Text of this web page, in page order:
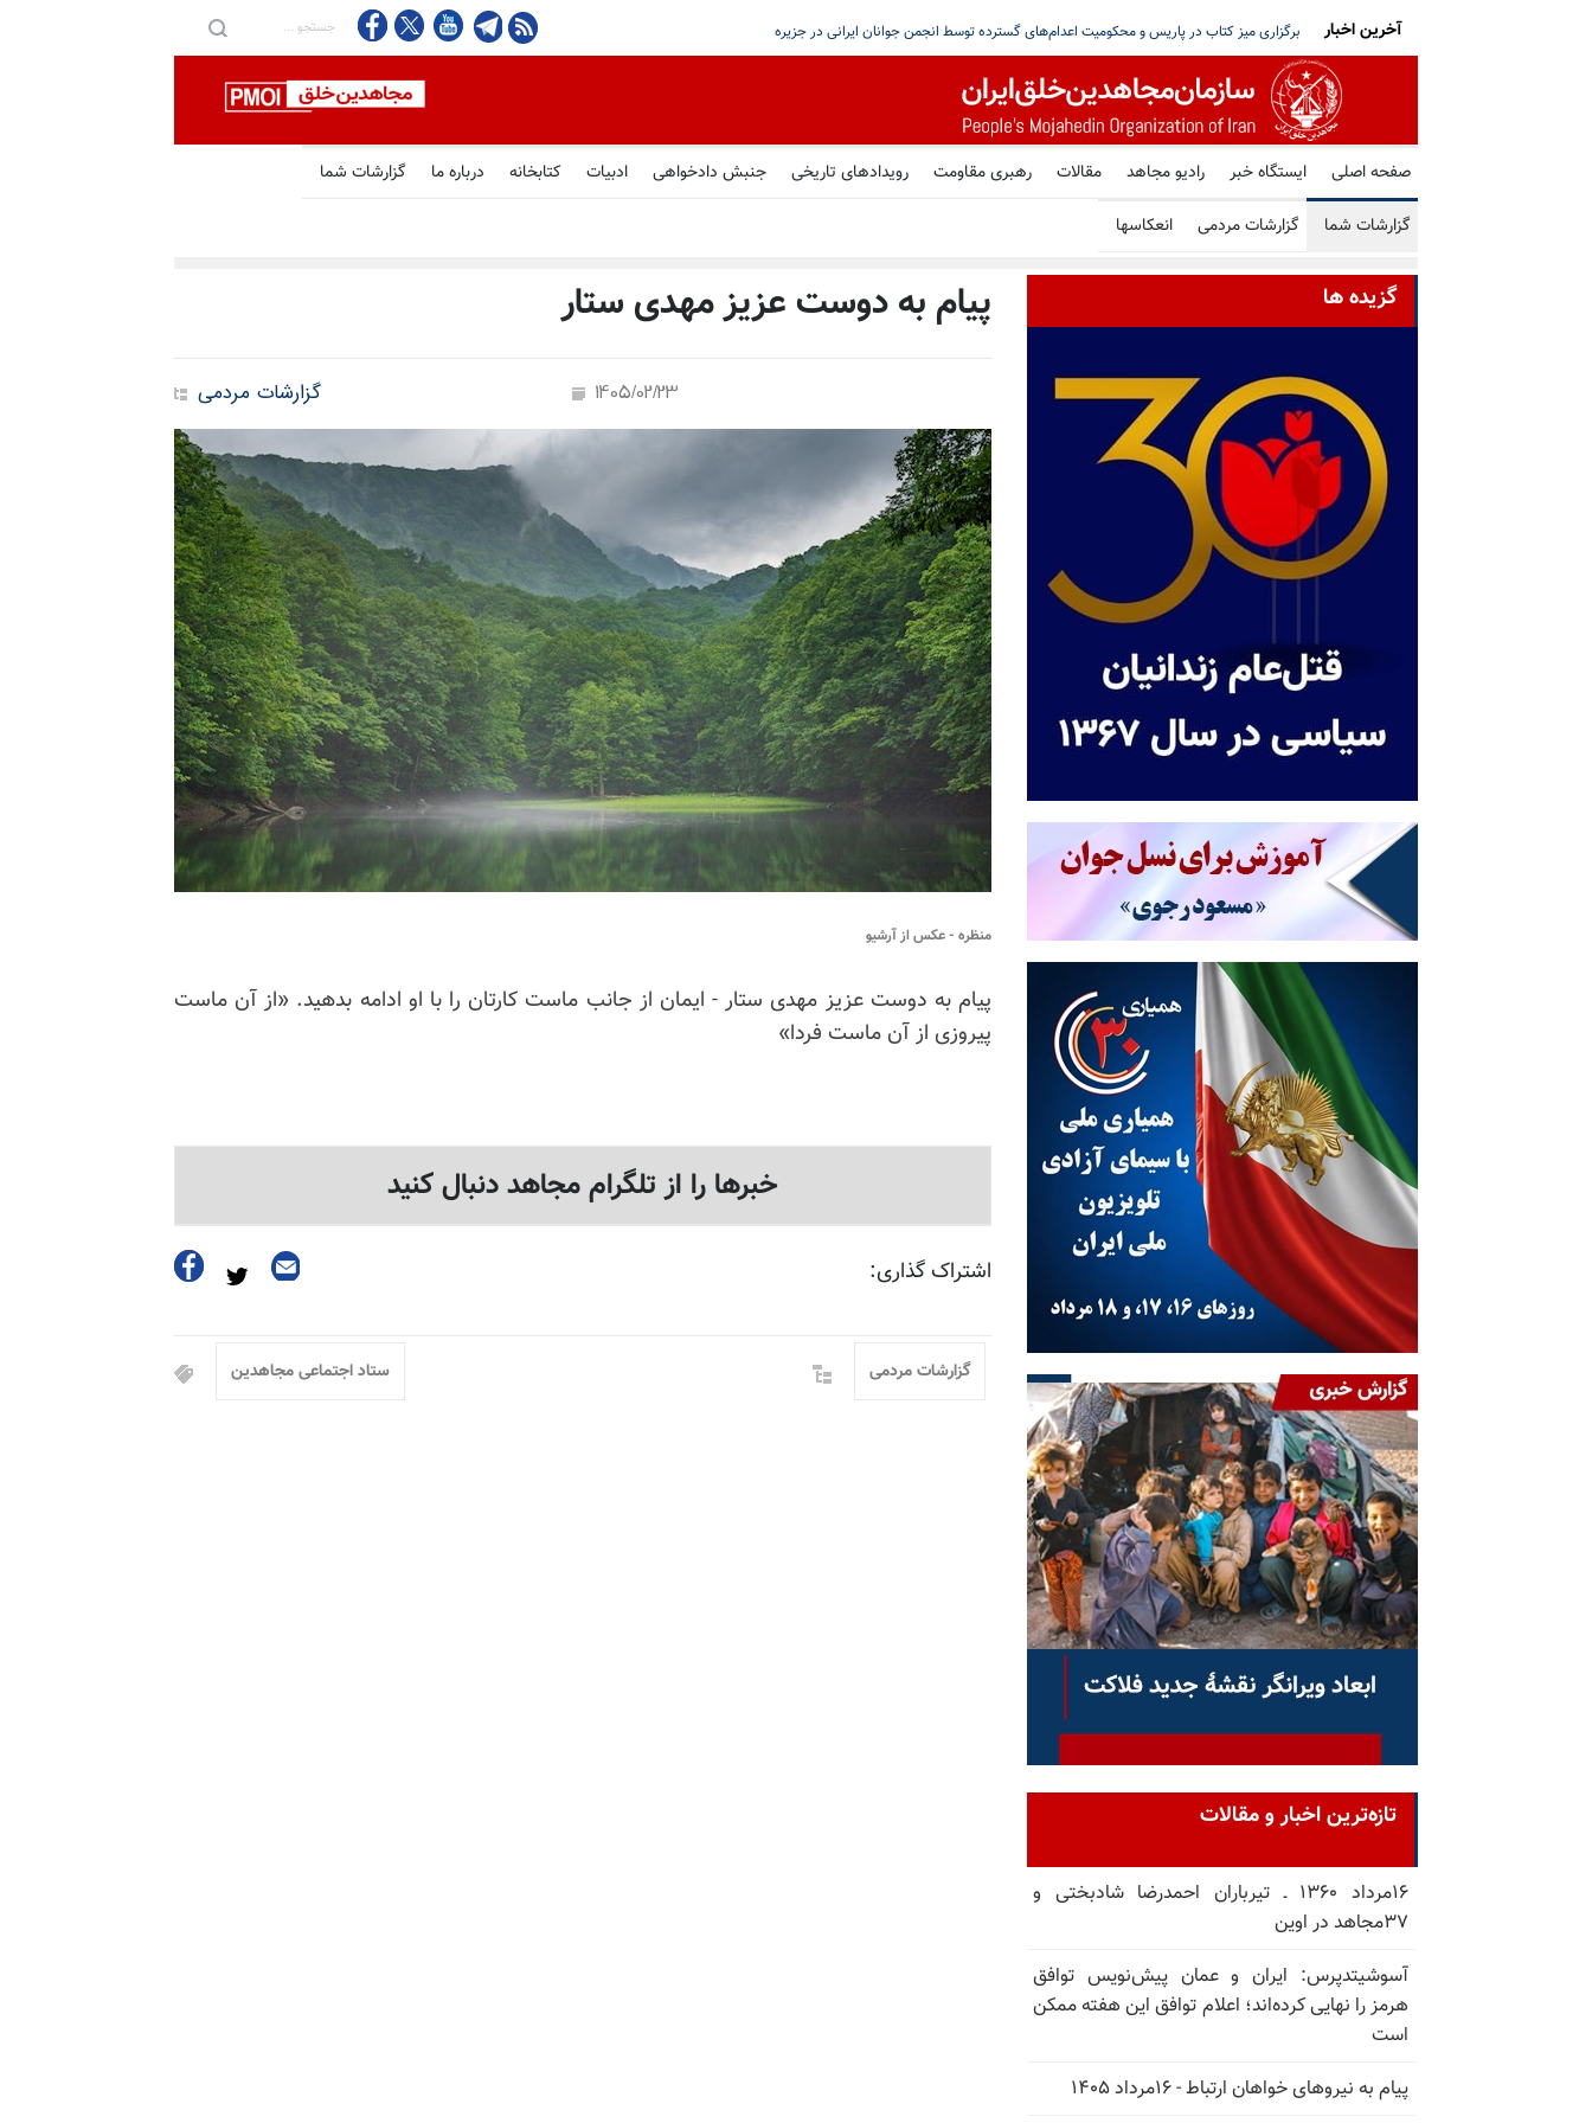
شورای ملی مقاومت ایران - مسئول شورا - تبریک ۳۰ تیر در صد و بیستمین خواستار توقف فوری همه اعدامها در ایران شد
آخرین اخبار
صفحه اصلی ایستگاه خبر رادیو مجاهد مقالات رهبری مقاومت رویدادهای تاریخی جنبش دادخواهی ادبیات کتابخانه درباره ما گزارشات شما
گزارشات شما گزارشات مردمی انعکاسها
پیام به دوست عزیز مهدی ستار
گزارشات مردمی 1405/02/23
منظره - عکس از آرشیو
پیام به دوست عزیز مهدی ستار - ایمان از جانب ماست کارتان را با او ادامه بدهید. «از آن ماست
پیروزی از آن ماست فردا»
خبرها را از تلگرام مجاهد دنبال کنید
اشتراک گذاری:
ستاد اجتماعی مجاهدین گزارشات مردمی
گزیده ها
تازه‌ترین اخبار و مقالات
۱۶مرداد ۱۳۶۰ ـ تیرباران احمدرضا شادبختی و
۳۷مجاهد در اوین
آسوشیتدپرس: ایران و عمان پیش‌نویس توافق
هرمز را نهایی کرده‌اند؛ اعلام توافق این هفته ممکن
است
پیام به نیروهای خواهان ارتباط - ۱۶مرداد ۱۴۰۵